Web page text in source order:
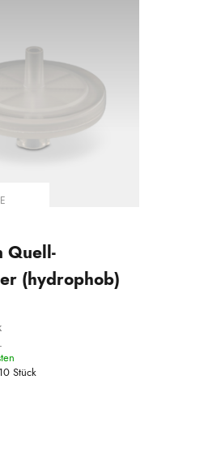
Quell-
(hydrophob)
Stück